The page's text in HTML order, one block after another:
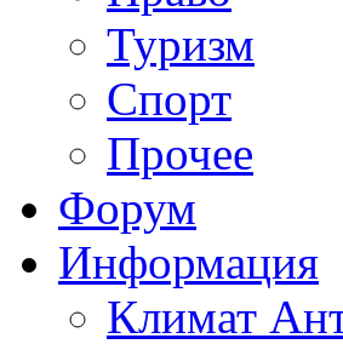
Туризм
Спорт
Прочее
Форум
Информация
Климат